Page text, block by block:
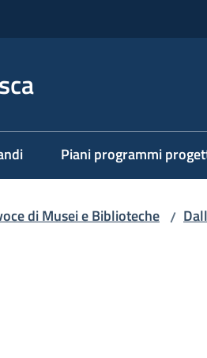
Piani programmi
di Musei e Biblioteche /